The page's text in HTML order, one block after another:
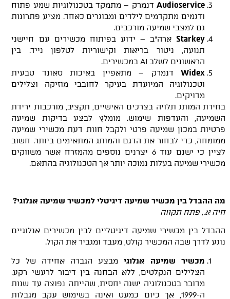
Audioservice דנמרק – מתמקד בטכנולוגיות שמע פתוח
ודגמים מתקדמים לילדים ומבוגרים כאחד. מציע פתרונות
גם למצבי שמיעה מורכבים.
Starkey ארה"ב – ידוע בפיתוח מכשירים עם חיישני
תנועה, ניטור בריאות וקישוריות לטלפון נייד. בין
הראשונים לשלב AI במכשירים.
Widex דנמרק – מתאפיין באיכות סאונד טבעית
וטכנולוגיה המיועדת בעיקר לחובבי מוזיקה וצלילים
מדויקים.
בחירת המותג תלויה בצרכים האישיים, תקציב, מורכבות ירידת
השמיעה, והעדפות שימוש. מומלץ לבצע בדיקות שמיעה
פרטיות במכון שמיעה פרטי ולקבל חוות דעת מכשירי שמיעה
ממומחה, כדי לבחור את הדגם והמותג המתאימים ביותר. חשוב
לציין כי ישנם עוד 6 יצרנים נוספים מהמזרח אשר משווקים
מכשירי שמיעה בעלות נמוכה יותר אך הטכנולוגיה בהתאם.
מה ההבדל בין מכשיר שמיעה דיגיטלי למכשיר שמיעה אנלוגי?
חיהא., פתח תקווה
ההבדל בין מכשירי שמיעה דיגיטליים לבין מכשירים אנלוגיים
נוגע לדרך שבה המכשיר קולט, מעבד ומגביר את הקול.
מכשיר שמיעה אנלוגימבצע הגברה אחידה של כל
הצלילים הנקלטים, ללא הבחנה בין דיבור לרעשי רקע.
מדובר בטכנולוגיה ישנה יחסית, שהייתה נפוצה עד שנות
ה-1999, אך כיום כמעט ואינה בשימוש עקב מגבלות